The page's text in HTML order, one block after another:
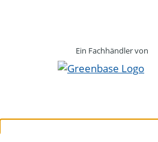
Ein Fachhändler von